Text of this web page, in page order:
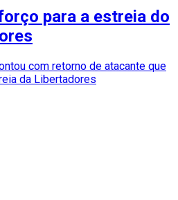
para a estreia do
com retorno de atacante que
da Libertadores